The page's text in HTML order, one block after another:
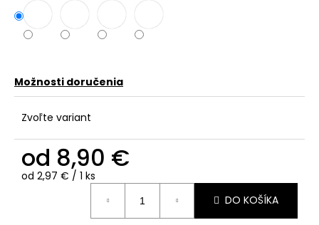
Možnosti doručenia
Zvoľte variant
od 8,90 €
Jednotková
od 2,97 € / 1 ks
DO KOŠÍKA